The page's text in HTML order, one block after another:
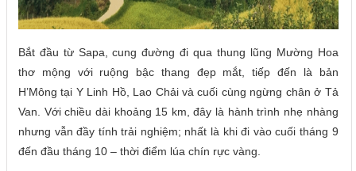
Bắt đầu từ Sapa, cung đường đi qua thung lũng Mường Hoa
thơ mộng với ruộng bậc thang đẹp mắt, tiếp đến là bản
H’Mông tại Y Linh Hồ, Lao Chải và cuối cùng ngừng chân ở Tả
Van. Với chiều dài khoảng 15 km, đây là hành trình nhẹ nhàng
nhưng vẫn đầy tính trải nghiệm; nhất là khi đi vào cuối tháng 9
đến đầu tháng 10 – thời điểm lúa chín rực vàng.